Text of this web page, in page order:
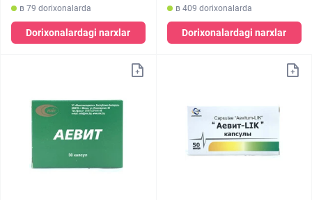
в 79 dorixonalarda
Dorixonalardagi narxlar
в 409 dorixonalarda
Dorixonalardagi narxlar